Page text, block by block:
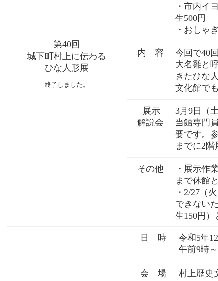
第40回
城下町村上に伝わる
ひな人形展
終了しました。
・市内イ
生500円
・おしゃ
内 容
今回で40
大名雛と
きたひな
文化館で
展示
解説会
3月9日（
当館専門
要です。
までに2
その他
・展示作
まで休館
・2/27（
できない
生150円
日 時
令和5年
午前9時
会 場
村上歴史